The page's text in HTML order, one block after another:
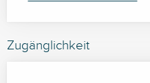
Zugänglichkeit